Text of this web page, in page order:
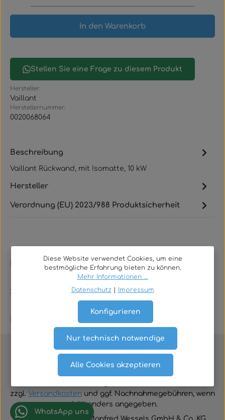
In den Warenkorb
Stellen Sie eine Frage zu diesem Produkt
Hersteller:
Vaillant
Herstellernummer:
0020068064
Beschreibung
Vaillant Rückwand, mit Isomatte, 10 kW
Hersteller
Verordnung (EU) 2023/988 Produktsicherheit
Rechtliches
Service
Vertrag widerrufen
zzgl. Versandkosten und ggf. Nachnahmegebühren, wenn
nicht anders angegeben.
WhatsApp uns
Diese Website verwendet Cookies, um eine
bestmögliche Erfahrung bieten zu können.
Mehr Informationen ...
Datenschutz
Impressum
Nur technisch notwendige
Konfigurieren
Alle Cookies akzeptieren